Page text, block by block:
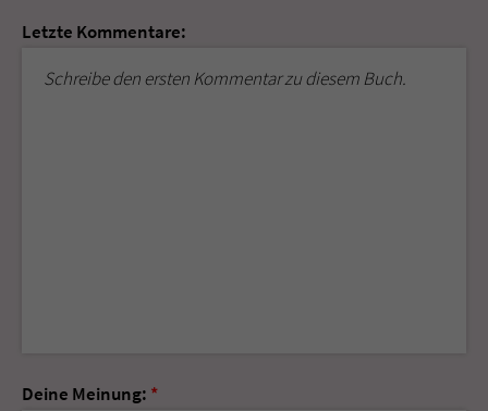
Letzte Kommentare:
Schreibe den ersten Kommentar zu diesem Buch.
Deine Meinung: *